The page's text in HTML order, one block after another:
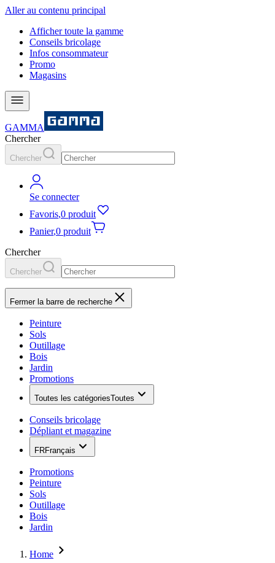
Aller au contenu principal
Afficher toute la gamme
Conseils bricolage
Infos consommateur
Promo
Magasins
GAMMA
Chercher
Chercher
Se connecter
Favoris,0 produit
Panier,0 produit
Chercher
Chercher
Fermer la barre de recherche
Peinture
Sols
Outillage
Bois
Jardin
Promotions
Toutes les catégoriesToutes
Conseils bricolage
Dépliant et magazine
FRFrançais
Promotions
Peinture
Sols
Outillage
Bois
Jardin
Home